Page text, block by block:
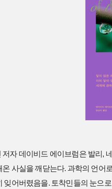
자 데이비드 에이브럼은 발리,
사실을 깨닫는다. 과학의 언어
잊어버렸음을. 토착민들의 눈으